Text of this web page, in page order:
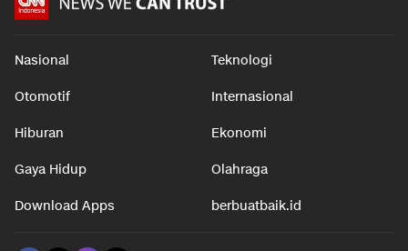
Nasional Teknologi
Otomotif Internasional
Hiburan Ekonomi
Gaya Hidup Olahraga
Download Apps berbuatbaik.id